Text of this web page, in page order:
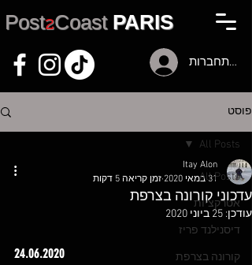
Post2Coast PARIS
להתחברות
פוסט
All Posts
אטרקציות
דיסנילנד פריז
קורונה בצרפת
All Posts
עדכוני קורונה בצרפת
Itay Alon
31 במאי 2020
זמן קריאה 5 דקות
עודכן: 25 ביוני 2020
24.06.2020